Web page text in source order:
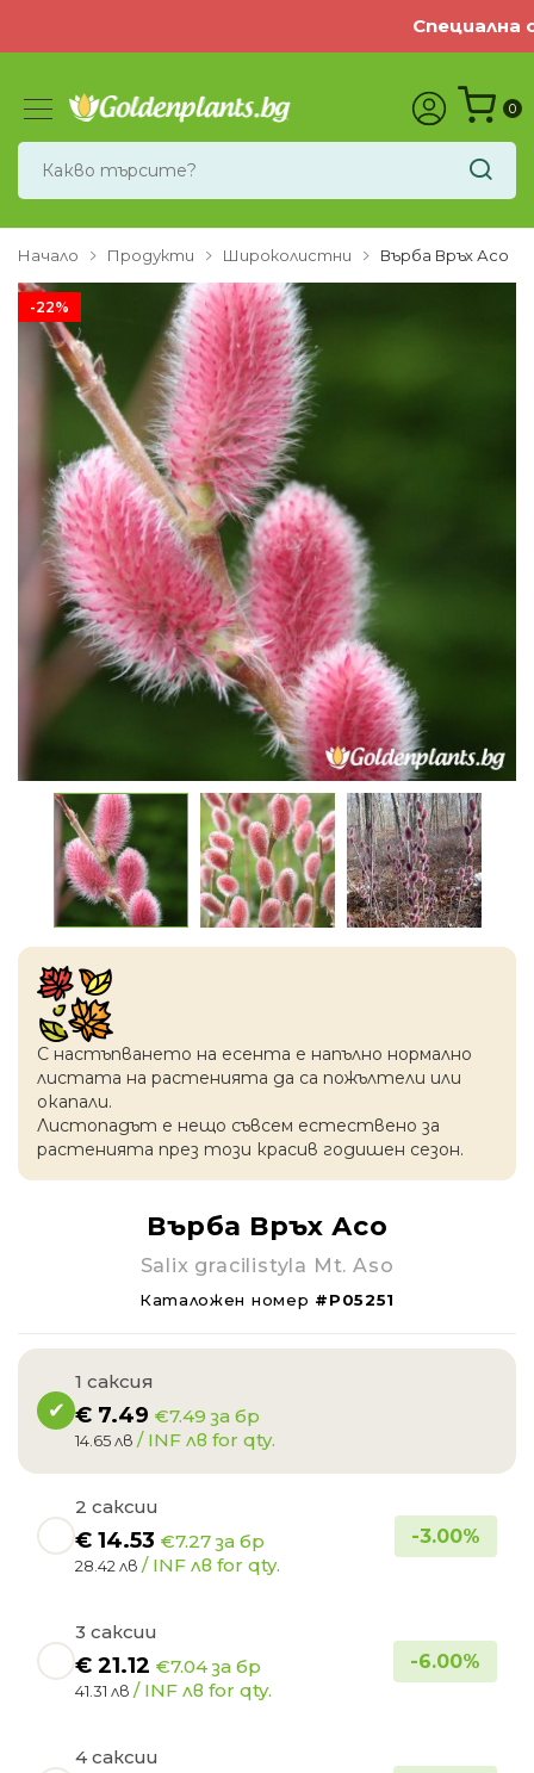
Специална
0
Начало Продукти Широколистни Върба Връх Асо
-22%
С настъпването на есентa е напълно нормално
листата на растенията да са пожълтели или
окапaли.
Листопадът е нещо съвсем естествено за
растенията през този красив годишен сезон.
Върба Връх Асо
Salix gracilistyla Mt. Aso
Каталожен номер #P05251
1 саксия
€ 7.49 €7.49 за бр
14.65 лв / INF лв for qty.
2 саксии
€ 14.53 €7.27 за бр
28.42 лв / INF лв for qty.
-3.00%
3 саксии
€ 21.12 €7.04 за бр
41.31 лв / INF лв for qty.
-6.00%
4 саксии